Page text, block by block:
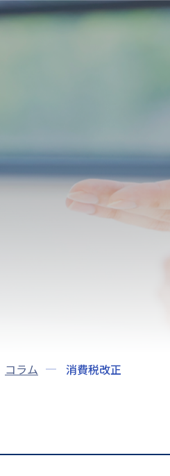
コラム 消費税改正